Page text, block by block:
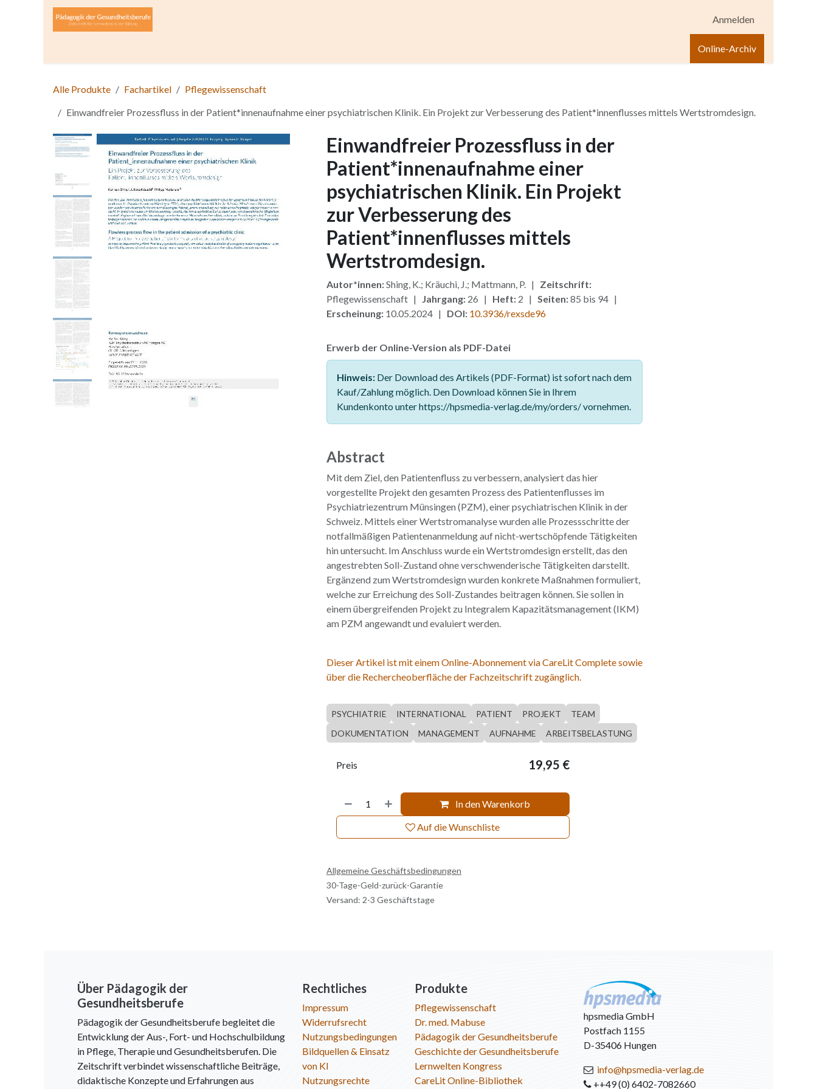
Zum Inhalt springen
Anmelden
Online-Archiv
Alle Produkte Fachartikel
Pflegewissenschaft
Einwandfreier Prozessfluss in der Patient*innenaufnahme einer psychiatrischen Klinik. Ein Projekt zur Verbesserung des Patient*innenflusses mittels Wertstromdesign.
Einwandfreier Prozessfluss in der
Patient*innenaufnahme einer
psychiatrischen Klinik. Ein Projekt
zur Verbesserung des
Patient*innenflusses mittels
Wertstromdesign.
Autor*innen:Shing, K.; Kräuchi, J.; Mattmann, P. | Zeitschrift:
Pflegewissenschaft | Jahrgang:26 | Heft:2 | Seiten:85 bis 94 |
Erscheinung:10.05.2024 | DOI: 10.3936/rexsde96
Erwerb der Online-Version als PDF-Datei
Hinweis:Der Download des Artikels (PDF-Format) ist sofort nach dem
Kauf/Zahlung möglich. Den Download können Sie in Ihrem
Kundenkonto unter https://hpsmedia-verlag.de/my/orders/ vornehmen.
Abstract
Mit dem Ziel, den Patientenfluss zu verbessern, analysiert das hier
vorgestellte Projekt den gesamten Prozess des Patientenflusses im
Psychiatriezentrum Münsingen (PZM), einer psychiatrischen Klinik in der
Schweiz. Mittels einer Wertstromanalyse wurden alle Prozessschritte der
notfallmäßigen Patientenanmeldung auf nicht-wertschöpfende Tätigkeiten
hin untersucht. Im Anschluss wurde ein Wertstromdesign erstellt, das den
angestrebten Soll-Zustand ohne verschwenderische Tätigkeiten darstellt.
Ergänzend zum Wertstromdesign wurden konkrete Maßnahmen formuliert,
welche zur Erreichung des Soll-Zustandes beitragen können. Sie sollen in
einem übergreifenden Projekt zu Integralem Kapazitätsmanagement (IKM)
am PZM angewandt und evaluiert werden.
Dieser Artikel ist mit einem Online-Abonnement via CareLit Complete sowie
über die Rechercheoberfläche der Fachzeitschrift zugänglich.
PSYCHIATRIE INTERNATIONAL PATIENT PROJEKT
TEAM
DOKUMENTATION
MANAGEMENT AUFNAHME ARBEITSBELASTUNG
In den Warenkorb
Auf die Wunschliste
Preis 19,95 €
Allgemeine Geschäftsbedingungen
30-Tage-Geld-zurück-Garantie
Versand: 2-3 Geschäftstage
Über Pädagogik der
Gesundheitsberufe
Pädagogik der Gesundheitsberufe begleitet die
Entwicklung der Aus-, Fort- und Hochschulbildung
in Pflege, Therapie und Gesundheitsberufen. Die
Zeitschrift verbindet wissenschaftliche Beiträge,
didaktische Konzepte und Erfahrungen aus
Rechtliches
Impressum
Widerrufsrecht
Nutzungsbedingungen
Bildquellen & Einsatz
von KI
Nutzungsrechte
Produkte
Pflegewissenschaft
Dr. med. Mabuse
Pädagogik der Gesundheitsberufe
Geschichte der Gesundheitsberufe
Lernwelten Kongress
CareLit Online-Bibliothek
hpsmedia GmbH
Postfach 1155
D-35406 Hungen
info@hpsmedia-verlag.de
++49 (0) 6402-7082660